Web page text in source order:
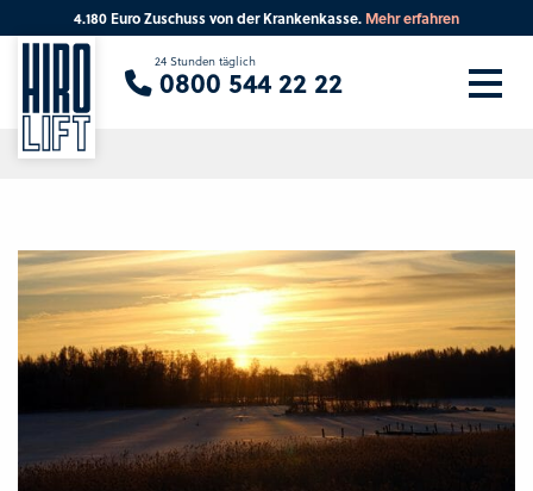
4.180 Euro Zuschuss von der Krankenkasse. Mehr erfahren
24 Stunden täglich
0800 544 22 22
Sie suchen eine Beratung vor Ort?
Ihre PLZ Beratung